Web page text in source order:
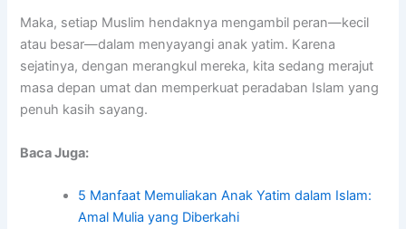
Maka, setiap Muslim hendaknya mengambil peran—kecil
atau besar—dalam menyayangi anak yatim. Karena
sejatinya, dengan merangkul mereka, kita sedang merajut
masa depan umat dan memperkuat peradaban Islam yang
penuh kasih sayang.
Baca Juga:
5 Manfaat Memuliakan Anak Yatim dalam Islam:
Amal Mulia yang Diberkahi